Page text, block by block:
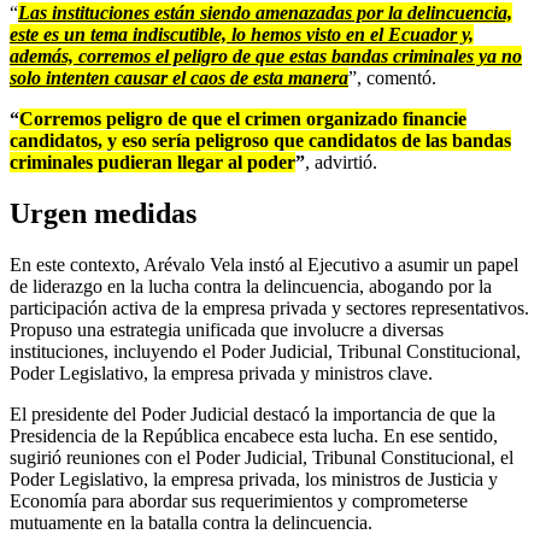
“Las instituciones están siendo amenazadas por la delincuencia,
este es un tema indiscutible, lo hemos visto en el Ecuador y,
además, corremos el peligro de que estas bandas criminales ya no
solo intenten causar el caos de esta manera”, comentó.
“Corremos peligro de que el crimen organizado financie
candidatos, y eso sería peligroso que candidatos de las bandas
criminales pudieran llegar al poder”, advirtió.
Urgen medidas
En este contexto, Arévalo Vela instó al Ejecutivo a asumir un papel
de liderazgo en la lucha contra la delincuencia, abogando por la
participación activa de la empresa privada y sectores representativos.
Propuso una estrategia unificada que involucre a diversas
instituciones, incluyendo el Poder Judicial, Tribunal Constitucional,
Poder Legislativo, la empresa privada y ministros clave.
El presidente del Poder Judicial destacó la importancia de que la
Presidencia de la República encabece esta lucha. En ese sentido,
sugirió reuniones con el Poder Judicial, Tribunal Constitucional, el
Poder Legislativo, la empresa privada, los ministros de Justicia y
Economía para abordar sus requerimientos y comprometerse
mutuamente en la batalla contra la delincuencia.